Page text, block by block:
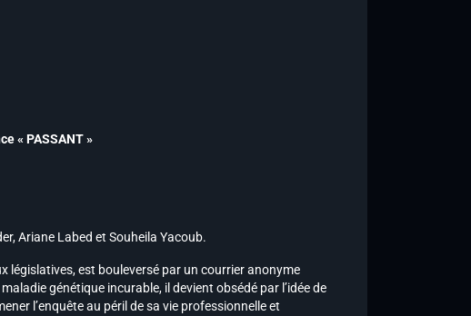
« PASSANT »
Ariane Labed et Souheila Yacoub.
législatives, est bouleversé par un courrier anonyme
génétique incurable, il devient obsédé par l’idée de
l’enquête au péril de sa vie professionnelle et